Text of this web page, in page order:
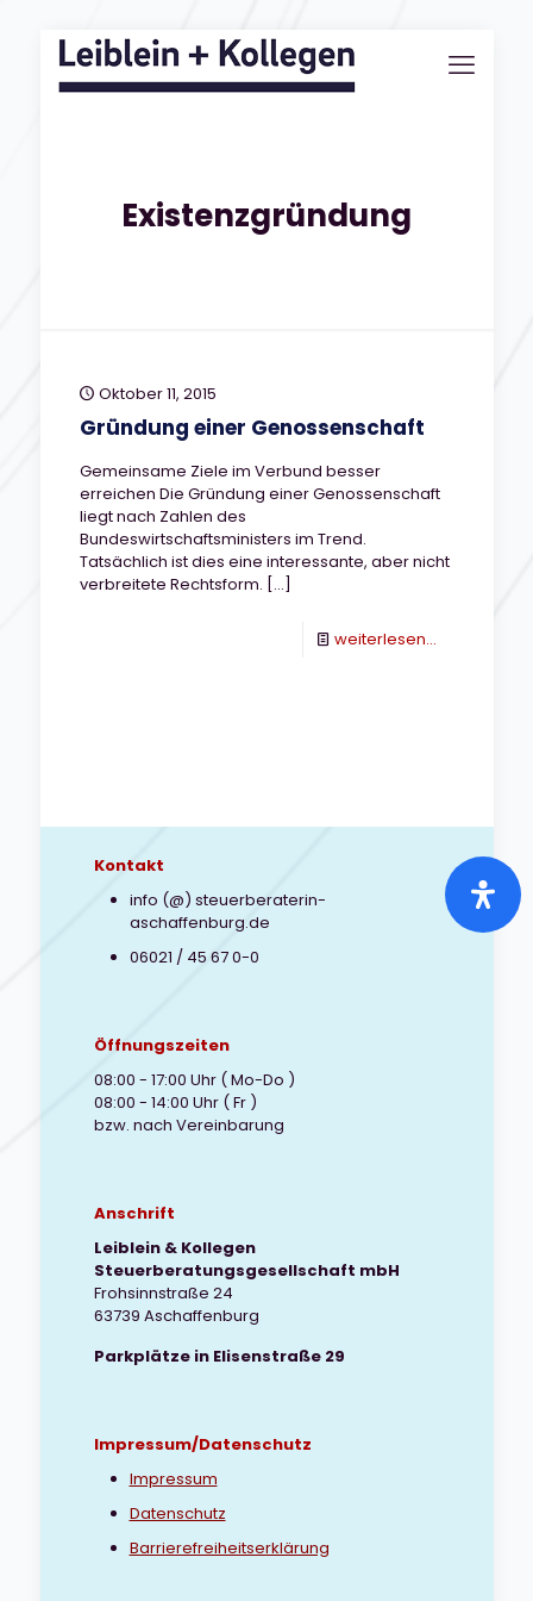
Existenzgründung
Oktober 11, 2015
Gründung einer Genossenschaft
Gemeinsame Ziele im Verbund besser
erreichen Die Gründung einer Genossenschaft
liegt nach Zahlen des
Bundeswirtschaftsministers im Trend.
Tatsächlich ist dies eine interessante, aber nicht
verbreitete Rechtsform. […]
weiterlesen...-
Kontakt
info (@) steuerberaterin-
aschaffenburg.de
06021 / 45 67 0-0
Öffnungszeiten
08:00 - 17:00 Uhr ( Mo-Do )
08:00 - 14:00 Uhr ( Fr )
bzw. nach Vereinbarung
Anschrift
Leiblein & Kollegen
Steuerberatungsgesellschaft mbH
Frohsinnstraße 24
63739 Aschaffenburg
Parkplätze in Elisenstraße 29
Impressum/Datenschutz
Impressum
Datenschutz
Barrierefreiheitserklärung